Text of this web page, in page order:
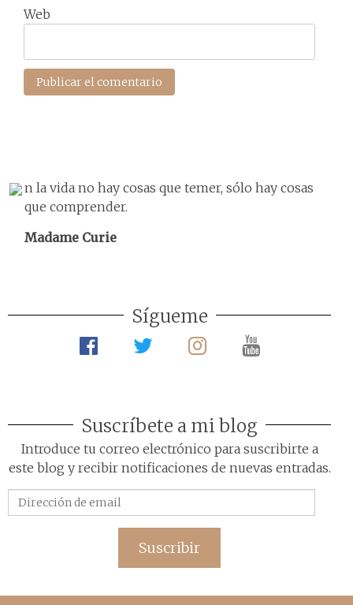
Web
n la vida no hay cosas que temer, sólo hay cosas
que comprender.
Madame Curie
Sígueme
Suscríbete a mi blog
Introduce tu correo electrónico para suscribirte a
este blog y recibir notificaciones de nuevas entradas.
de
Suscribir